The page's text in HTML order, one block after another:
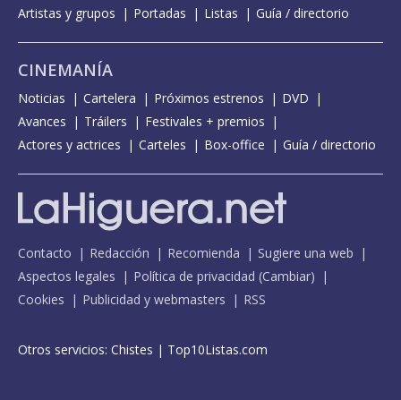
Artistas y grupos
Portadas Listas Guía / directorio
CINEMANÍA
Noticias Cartelera Próximos estrenos
DVD
Avances
Tráilers
Festivales + premios
Actores y actrices
Carteles Box-office Guía / directorio
Contacto Redacción Recomienda
Sugiere una web
Aspectos legales
Política de privacidad (Cambiar)
Cookies
Publicidad y webmasters RSS
Otros servicios: Chistes | Top10Listas.com